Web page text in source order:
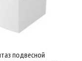
подвесной